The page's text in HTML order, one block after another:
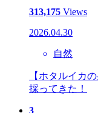
313,175 Views
2026.04.30
自然
【ホタルイカ
採ってきた！
3